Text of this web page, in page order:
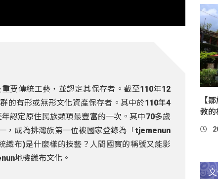
要傳統工藝，並認定其保存者。截至110年12
的有形或無形文化資產保存者。其中於110年4
認定原住民族類項最豐富的一次。其中70多歲
，成為排灣族第一位被國家登錄為「tjemenun
布)是什麼樣的技藝？人間國寶的稱號又能影
地機織布文化。
【
教的